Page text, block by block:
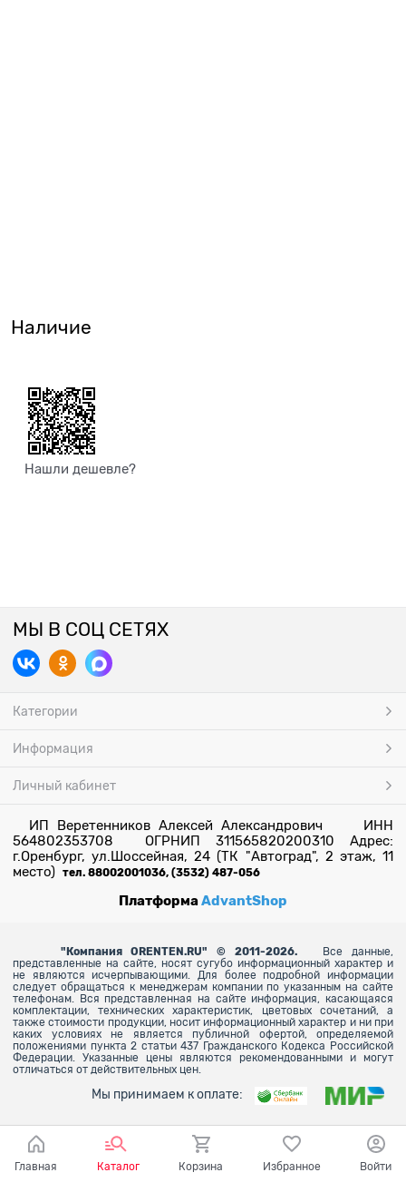
Наличие
Нашли дешевле?
МЫ В СОЦ СЕТЯХ
Категории
Информация
Личный кабинет
ИП Веретенников Алексей Александрович ИНН
564802353708 ОГРНИП 311565820200310 Адрес:
г.Оренбург, ул.Шоссейная, 24 (ТК "Автоград", 2 этаж, 11
место) тел. 88002001036, (3532) 487-056
ПлатформаAdvantShop
" Компания ORENTEN.RU" © 2011-2026.
Все данные,
представленные на сайте, носят сугубо информационный характер и
не являются исчерпывающими. Для более подробной информации
следует обращаться к менеджерам компании по указанным на сайте
телефонам. Вся представленная на сайте информация, касающаяся
комплектации, технических характеристик, цветовых сочетаний, а
также стоимости продукции, носит информационный характер и ни при
каких условиях не является публичной офертой, определяемой
положениями пункта 2 статьи 437 Гражданского Кодекса Российской
Федерации. Указанные цены являются рекомендованными и могут
отличаться от действительных цен.
Мы принимаем к оплате:
Главная Каталог Корзина Избранное Войти